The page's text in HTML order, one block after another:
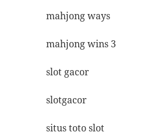
mahjong ways
mahjong wins 3
slot gacor
slotgacor
situs toto slot